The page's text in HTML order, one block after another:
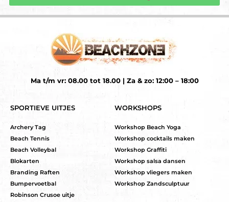
Ma t/m vr: 08.00 tot 18.00 | Za & zo: 12:00 – 18:00
SPORTIEVE UITJES
Archery Tag
Beach Tennis
Beach Volleybal
Blokarten
Branding Raften
Bumpervoetbal
Robinson Crusoe uitje
WORKSHOPS
Workshop Beach Yoga
Workshop cocktails maken
Workshop Graffiti
Workshop salsa dansen
Workshop vliegers maken
Workshop Zandsculptuur